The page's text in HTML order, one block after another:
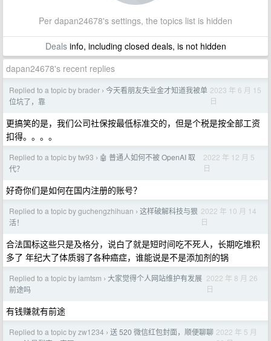
Per dapan24678's settings, the topics list is hidden
Dealsinfo, including closed deals, is not hidden
dapan24678's recent replies
Replied to a topic by brader › 今天看朋友失业金才知道我被单
位坑了，靠
2023 年 6 月 15
日
更搞笑的是，我们公司社保按最低标准交的，但是个税是按全部工资
扣得。。。。
Replied to a topic by tw93 › 🤖 普通人如何不被 OpenAI 取
代？
2022 年 12 月 5
日
好奇你们是如何在国内注册的账号？
Replied to a topic by guchengzhihuan › 这样破解科技与狠
活！
2022 年 10 月 14
日
合法国标这些只是及格分，说白了就是短时间吃不死人，长期吃堆积
多了 年纪大了体质弱了各种癌症，谁能说是不是添加剂的锅
Replied to a topic by iamtsm › 大家觉得个人网站维护有发展
前途吗
2022 年 8 月 26
日
有钱赚就有前途
Replied to a topic by zw1234 › 送 520 微信红包封面，顺便聊聊 2022 年 5 月